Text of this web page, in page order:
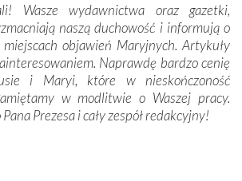
fatimskich wizjonerów – Łucji
Hiacynty i Franciszka Marto.
ich grobach. Odprawiliśmy Drogę
stronach, odwiedziliśmy
Matki Bożej zapaliliśmy świece
z intencjami powierzonymi nam przez
Wasze wydawnictwa oraz gazetki,
naszą duchowość i informują o
objawień Maryjnych. Artykuły
Naprawdę bardzo cenię
i Maryi, które w nieskończoność
w modlitwie o Waszej pracy.
Prezesa i cały zespół redakcyjny!